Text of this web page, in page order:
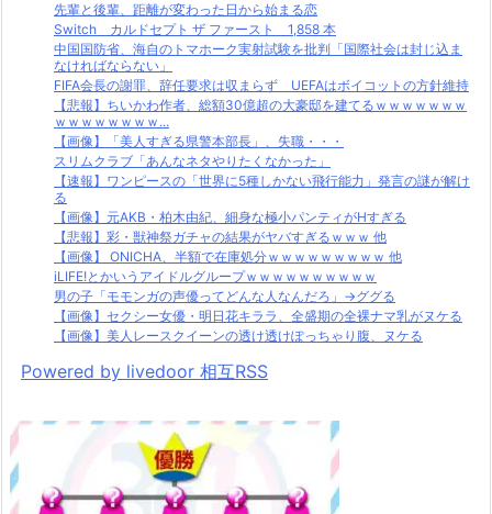
先輩と後輩、距離が変わった日から始まる恋
Switch カルドセプト ザ ファースト 1,858 本
中国国防省、海自のトマホーク実射試験を批判「国際社会は封じ込ま
なければならない」
FIFA会長の謝罪、辞任要求は収まらず UEFAはボイコットの方針維持
【悲報】ちいかわ作者、総額30億超の大豪邸を建てるｗｗｗｗｗｗｗ
ｗｗｗｗｗｗｗｗ...
【画像】「美人すぎる県警本部長」、失職・・・
スリムクラブ「あんなネタやりたくなかった」
【速報】ワンピースの「世界に5種しかない飛行能力」発言の謎が解け
る
【画像】元AKB・柏木由紀、細身な極小パンティがHすぎる
【悲報】彩・獣神祭ガチャの結果がヤバすぎるｗｗｗ 他
【画像】 ONICHA、半額で在庫処分ｗｗｗｗｗｗｗｗｗ 他
iLIFE!とかいうアイドルグループｗｗｗｗｗｗｗｗｗｗ
男の子「モモンガの声優ってどんな人なんだろ」→ググる
【画像】セクシー女優・明日花キララ、全盛期の全裸ナマ乳がヌケる
【画像】美人レースクイーンの透け透けぽっちゃり腹、ヌケる
Powered by livedoor 相互RSS